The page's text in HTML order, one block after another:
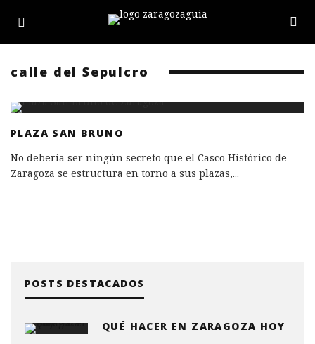
calle del Sepulcro
PLAZA SAN BRUNO
No debería ser ningún secreto que el Casco Histórico de
Zaragoza se estructura en torno a sus plazas,...
POSTS DESTACADOS
QUÉ HACER EN ZARAGOZA HOY